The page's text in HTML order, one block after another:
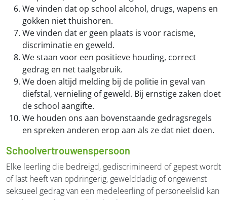
We vinden dat op school alcohol, drugs, wapens en
gokken niet thuishoren.
We vinden dat er geen plaats is voor racisme,
discriminatie en geweld.
We staan voor een positieve houding, correct
gedrag en net taalgebruik.
We doen altijd melding bij de politie in geval van
diefstal, vernieling of geweld. Bij ernstige zaken doet
de school aangifte.
We houden ons aan bovenstaande gedragsregels
en spreken anderen erop aan als ze dat niet doen.
Schoolvertrouwenspersoon
Elke leerling die bedreigd, gediscrimineerd of gepest wordt
of last heeft van opdringerig, gewelddadig of ongewenst
seksueel gedrag van een medeleerling of personeelslid kan